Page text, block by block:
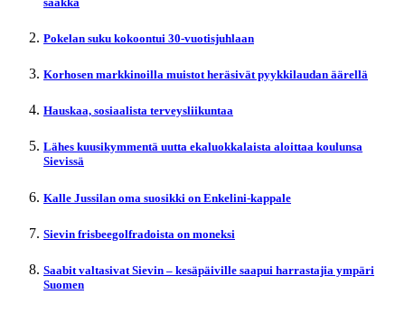
Pokelan suku kokoontui 30-vuotisjuhlaan
Korhosen markkinoilla muistot heräsivät pyykkilaudan äärellä
Hauskaa, sosiaalista terveysliikuntaa
Lähes kuusikymmentä uutta ekaluokkalaista aloittaa koulunsa
Sievissä
Kalle Jussilan oma suosikki on Enkelini-kappale
Sievin frisbeegolfradoista on moneksi
Saabit valtasivat Sievin – kesäpäiville saapui harrastajia ympäri
Suomen